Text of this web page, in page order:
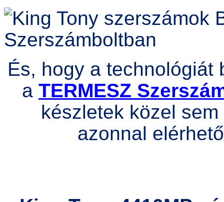
És, hogy a technológiát
a TERMESZ
készletek közel
azonnal